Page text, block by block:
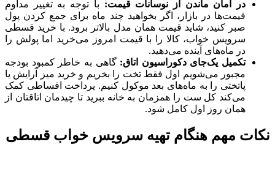
در امان ماندن از نوسانات قیمت: با توجه به تغییر مداوم
قیمت‌ها در بازار، اگر بخواهید چند ماه برای جمع کردن پول
صبر کنید، شاید قیمت همان مدل بالاتر برود. با خرید قسطی
سرویس خواب، کالا را با قیمت امروز می‌خرید اما پولش را
در ماه‌های آینده می‌دهید.
تکمیل یک‌جای دکوراسیون اتاق: گاهی به خاطر کمبود بودجه
مجبور می‌شویم اول فقط تخت را بخریم و خرید میز آرایش یا
پاتختی را به ماه‌های بعد موکول کنیم. پرداخت اقساطی کمک
می‌کند کل ست را همزمان به خانه ببرید تا چیدمان اتاقتان از
همان روز اول کامل شود.
نکات مهم هنگام تهیه سرویس خواب قسطی